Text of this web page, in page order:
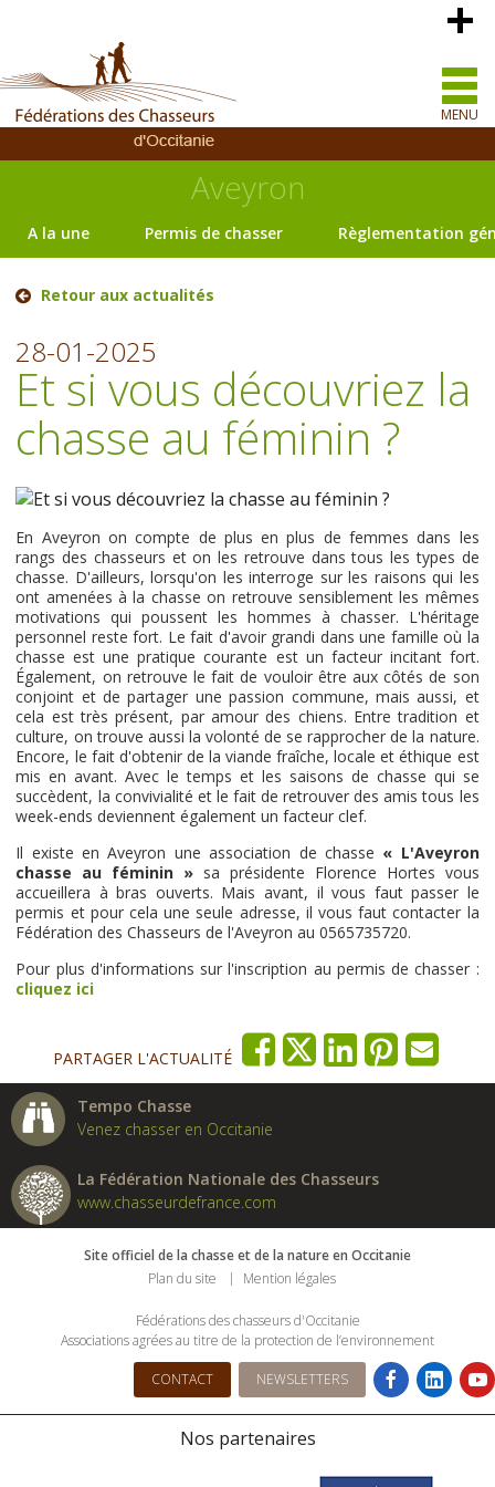
MENU
Aveyron
A la une Permis de chasser Règlementation
Retour aux actualités
28-01-2025
Et si vous découvriez la
chasse au féminin ?
En Aveyron on compte de plus en plus de femmes dans les
rangs des chasseurs et on les retrouve dans tous les types de
chasse. D'ailleurs, lorsqu'on les interroge sur les raisons qui les
ont amenées à la chasse on retrouve sensiblement les mêmes
motivations qui poussent les hommes à chasser. L'héritage
personnel reste fort. Le fait d'avoir grandi dans une famille où la
chasse est une pratique courante est un facteur incitant fort.
Également, on retrouve le fait de vouloir être aux côtés de son
conjoint et de partager une passion commune, mais aussi, et
cela est très présent, par amour des chiens. Entre tradition et
culture, on trouve aussi la volonté de se rapprocher de la nature.
Encore, le fait d'obtenir de la viande fraîche, locale et éthique est
mis en avant. Avec le temps et les saisons de chasse qui se
succèdent, la convivialité et le fait de retrouver des amis tous les
week-ends deviennent également un facteur clef.
Il existe en Aveyron une association de chasse « L'Aveyron
chasse au féminin » sa présidente Florence Hortes vous
accueillera à bras ouverts. Mais avant, il vous faut passer le
permis et pour cela une seule adresse, il vous faut contacter la
Fédération des Chasseurs de l'Aveyron au 0565735720.
Pour plus d'informations sur l'inscription au permis de chasser :
cliquez ici
PARTAGER L'ACTUALITÉ
Tempo Chasse
Venez chasser en Occitanie
La Fédération Nationale des Chasseurs
www.chasseurdefrance.com
Site officiel de la chasse et de la nature en Occitanie
Plan du site
Mention légales
Fédérations des chasseurs d'Occitanie
Associations agrées au titre de la protection de l’environnement
CONTACT NEWSLETTERS
Nos partenaires